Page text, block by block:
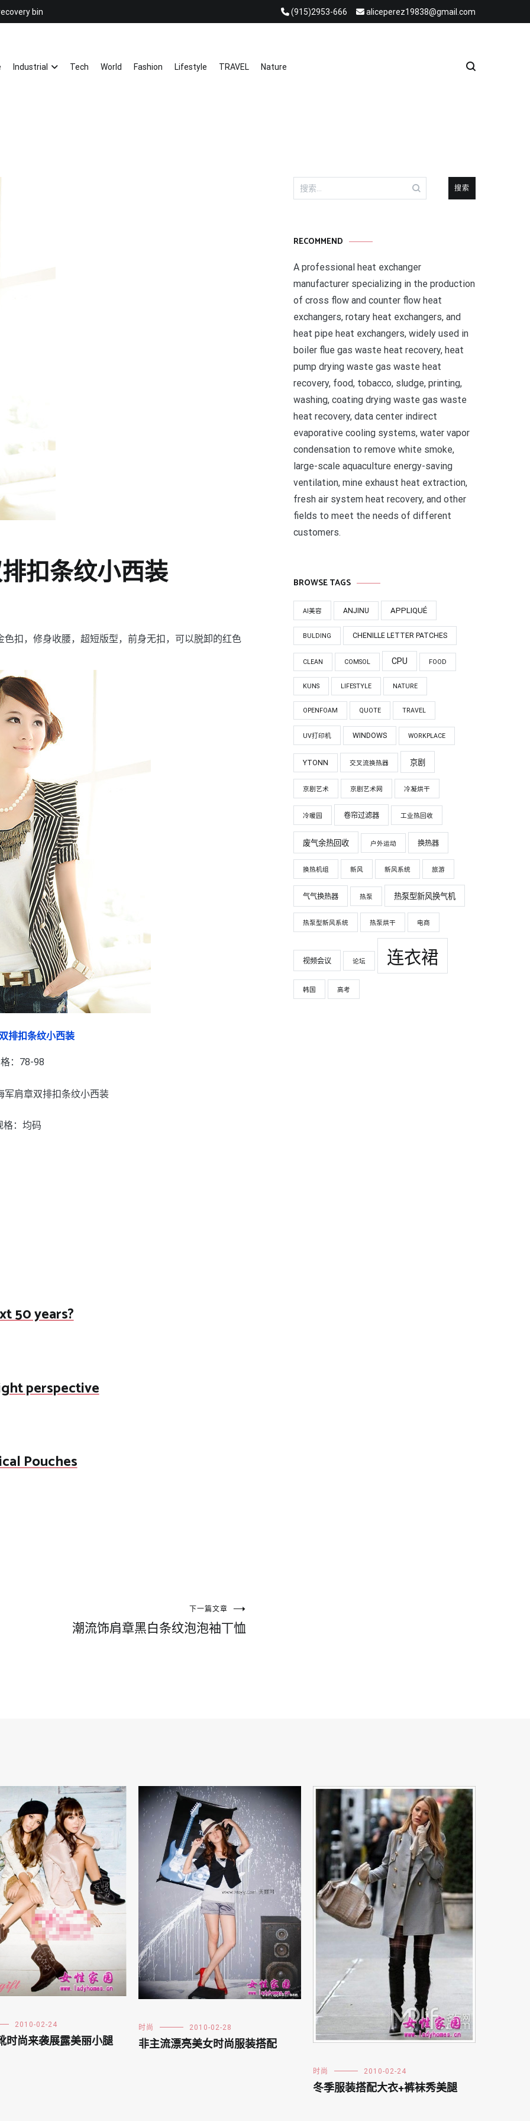
bin (915)2953-666 aliceperez19838@gmail.com
Industrial Tech World Fashion Lifestyle TRAVEL Nature
扣条纹小西装
扣，修身收腰，超短版型，前身无扣，可以脱卸的红色
排扣条纹小西装
：78-98
军肩章双排扣条纹小西装
格：均码
50 years?
perspective
Pouches
下一篇文章
潮流饰肩章黑白条纹泡泡袖丅恤
搜
索：
RECOMMEND
A professional heat exchanger
manufacturer specializing in the production
of cross flow and counter flow heat
exchangers, rotary heat exchangers, and
heat pipe heat exchangers, widely used in
boiler flue gas waste heat recovery, heat
pump drying waste gas waste heat
recovery, food, tobacco, sludge, printing,
washing, coating drying waste gas waste
heat recovery, data center indirect
evaporative cooling systems, water vapor
condensation to remove white smoke,
large-scale aquaculture energy-saving
ventilation, mine exhaust heat extraction,
fresh air system heat recovery, and other
fields to meet the needs of different
customers.
BROWSE TAGS
AI美容 ANJINU APPLIQUÉ
BULDING CHENILLE LETTER PATCHES
CLEAN COMSOL CPU FOOD
KUNS LIFESTYLE NATURE
OPENFOAM QUOTE TRAVEL
UV打印机 WINDOWS WORKPLACE
YTONN 交叉流换热器 京剧
京剧艺术 京剧艺术网 冷凝烘干
冷暖园 卷帘过滤器 工业热回收
废气余热回收 户外运动 换热器
换热机组 新风 新风系统 旅游
气气换热器 热泵 热泵型新风换气机
热泵型新风系统 热泵烘干 电商
视频会议 论坛 连衣裙
韩国 高考
2010-02-24
时尚来袭展露美丽小腿
时尚 2010-02-28
非主流漂亮美女时尚服装搭配
时尚 2010-02-24
冬季服装搭配大衣+裤袜秀美腿